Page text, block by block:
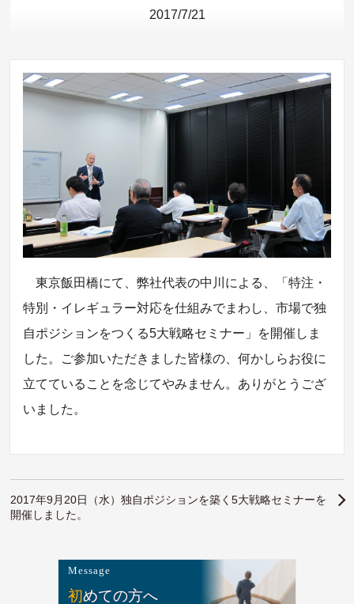
2017/7/21
東京飯田橋にて、弊社代表の中川による、「特注・
特別・イレギュラー対応を仕組みでまわし、市場で独
自ポジションをつくる5大戦略セミナー」を開催しま
した。ご参加いただきました皆様の、何かしらお役に
立てていることを念じてやみません。ありがとうござ
いました。
2017年9月20日（水）独自ポジションを築く5大戦略セミナーを
開催しました。
Message
初めての方へ